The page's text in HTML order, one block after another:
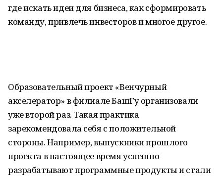
где искать идеи для бизнеса, как сформировать
команду, привлечь инвесторов и многое другое.
Образовательный проект «Венчурный
акселератор» в филиале БашГу организовали
уже второй раз. Такая практика
зарекомендовала себя с положительной
стороны. Например, выпускники прошлого
проекта в настоящее время успешно
разрабатывают программные продукты и стали